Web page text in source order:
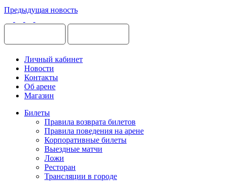
Предыдущая новость
Личный кабинет
Новости
Контакты
Об арене
Магазин
Билеты
Правила возврата билетов
Правила поведения на арене
Корпоративные билеты
Выездные матчи
Ложи
Ресторан
Трансляции в городе